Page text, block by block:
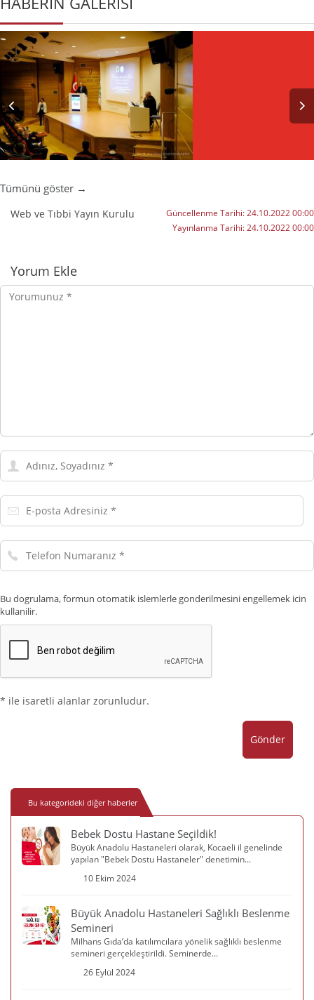
Tümünü göster →
Web ve Tıbbi Yayın Kurulu Güncellenme Tarihi:24.10.2022 00:00
Yayınlanma Tarihi:24.10.2022 00:00
Yorumlar
Yorum Ekle
Yorumunuz
Adınız,
Soyadınız
E-
posta
Adresiniz
Telefon
Numaranız
Bu dogrulama, formun otomatik islemlerle gonderilmesini engellemek icin
kullanilir.
* ile isaretli alanlar zorunludur.
Gönder
Bu kategorideki diğer haberler
Bebek Dostu Hastane Seçildik!
Büyük Anadolu Hastaneleri olarak, Kocaeli il genelinde
yapılan "Bebek Dostu Hastaneler" denetimin...
10 Ekim 2024
Büyük Anadolu Hastaneleri Sağlıklı Beslenme
Semineri
Milhans Gıda’da katılımcılara yönelik sağlıklı beslenme
semineri gerçekleştirildi. Seminerde...
26 Eylül 2024